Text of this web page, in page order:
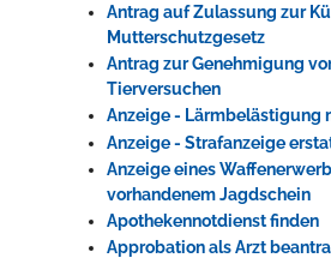
Antrag auf Zulassung zur
Mutterschutzgesetz
Antrag zur Genehmigung
Tierversuchen
Anzeige - Lärmbelästigung
Anzeige - Strafanzeige
Anzeige eines
vorhandenem Jagdschein
Apothekennotdienst finden
Approbation als Arzt